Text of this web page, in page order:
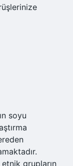
soyu
grupların